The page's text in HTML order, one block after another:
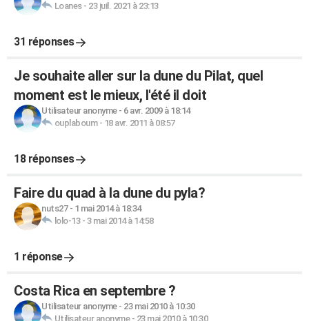
Loanes- 23 juil. 2021 à 23:13
31 réponses
Je souhaite aller sur la dune du Pilat, quel
moment est le mieux, l'été il doit
Utilisateur anonyme- 6 avr. 2009 à 18:14
ouplaboum- 18 avr. 2011 à 08:57
18 réponses
Faire du quad à la dune du pyla?
nuts27- 1 mai 2014 à 18:34
lolo-13- 3 mai 2014 à 14:58
1 réponse
Costa Rica en septembre ?
Utilisateur anonyme- 23 mai 2010 à 10:30
Utilisateur anonyme- 23 mai 2010 à 10:30